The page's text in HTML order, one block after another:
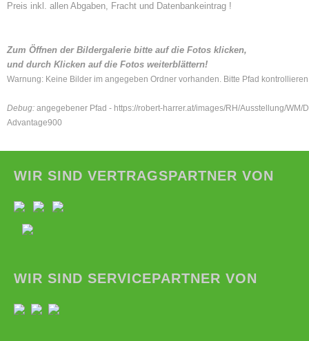
Preis inkl. allen Abgaben, Fracht und Datenbankeintrag !
Zum Öffnen der Bildergalerie bitte auf die Fotos klicken,
und durch Klicken auf die Fotos weiterblättern!
Warnung: Keine Bilder im angegeben Ordner vorhanden. Bitte Pfad
Debug: angegebener Pfad - https://robert-harrer.at/images/RH/Ausstellung/WM/
Advantage900
WIR SIND VERTRAGSPARTNER VON
WIR SIND SERVICEPARTNER VON